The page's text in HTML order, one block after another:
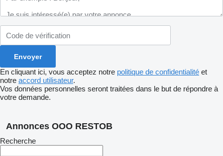
En cliquant ici, vous acceptez notre politique de confidentialité et
notre accord utilisateur.
Vos données personnelles seront traitées dans le but de répondre à
votre demande.
Annonces OOO RESTOB
Recherche